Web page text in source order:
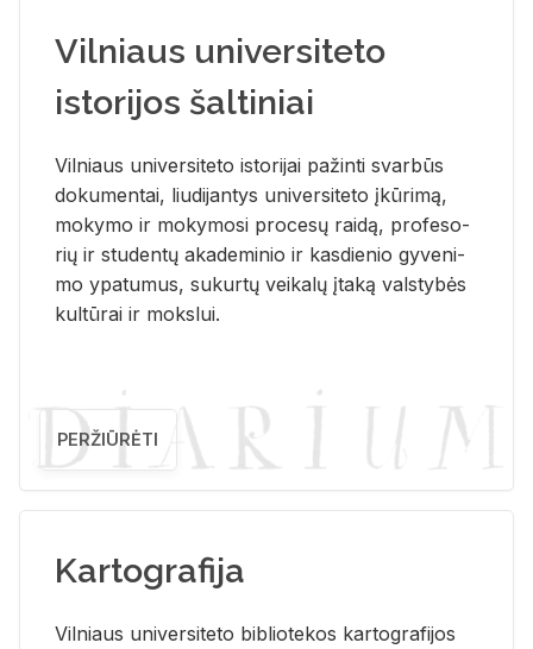
Vilniaus universiteto
istorijos šaltiniai
Vil­niaus uni­ver­si­te­to is­to­ri­jai pa­žin­ti svar­būs
do­ku­men­tai, liu­di­jan­tys uni­ver­si­te­to įkū­ri­mą,
mo­ky­mo ir mo­ky­mo­si pro­ce­sų rai­dą, pro­fe­so­
rių ir stu­den­tų aka­de­mi­nio ir kas­die­nio gy­ve­ni­
mo ypa­tu­mus, su­kur­tų vei­ka­lų įta­ką vals­ty­bės
kul­tū­rai ir moks­lui.
PERŽIŪRĖTI
Kartografija
Vil­niaus uni­ver­si­te­to bi­b­lio­te­kos kar­to­gra­fi­jos